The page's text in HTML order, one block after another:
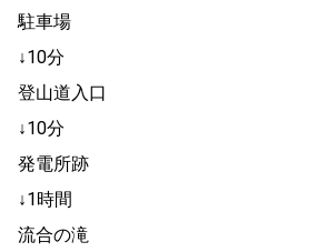
駐車場
↓10分
登山道入口
↓10分
発電所跡
↓1時間
流合の滝